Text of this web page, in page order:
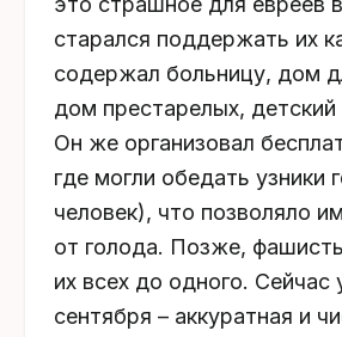
старался поддержать их
содержал больницу, дом
дом престарелых,
Он же организовал
где могли обедать узники
человек), что позволяло
от голода. Позже,
их всех до одного. Сейчас
сентября – аккуратная и